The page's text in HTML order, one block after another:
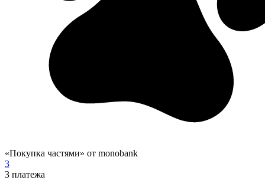
«Покупка частями» от monobank
3
3 платежа